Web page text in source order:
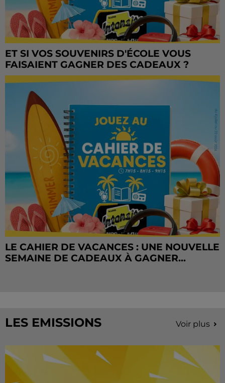
ET SI VOS SOUVENIRS D'ÉCOLE VOUS
FAISAIENT GAGNER DES CADEAUX ?
LE CAHIER DE VACANCES : UNE NOUVELLE
SEMAINE DE CADEAUX À GAGNER...
LES EMISSIONS Voir plus